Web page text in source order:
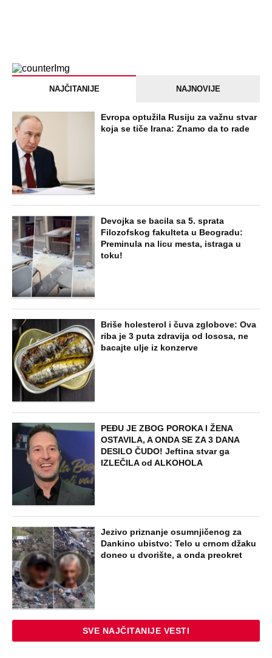
NAJČITANIJE NAJNOVIJE
Evropa optužila Rusiju za važnu stvar
koja se tiče Irana: Znamo da to rade
Devojka se bacila sa 5. sprata
Filozofskog fakulteta u Beogradu:
Preminula na licu mesta, istraga u
toku!
Briše holesterol i čuva zglobove: Ova
riba je 3 puta zdravija od lososa, ne
bacajte ulje iz konzerve
PEĐU JE ZBOG POROKA I ŽENA
OSTAVILA, A ONDA SE ZA 3 DANA
DESILO ČUDO! Jeftina stvar ga
IZLEČILA od ALKOHOLA
Jezivo priznanje osumnjičenog za
Dankino ubistvo: Telo u crnom džaku
doneo u dvorište, a onda preokret
SVE NAJČITANIJE VESTI